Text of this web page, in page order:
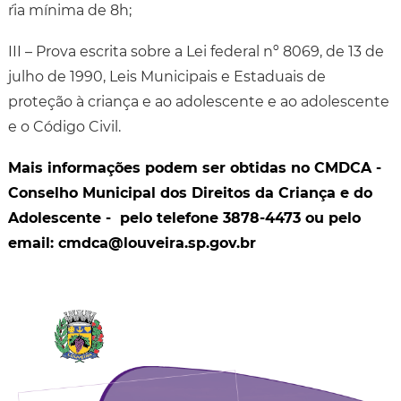
´ria mínima de 8h;
III – Prova escrita sobre a Lei federal nº 8069, de 13 de
julho de 1990, Leis Municipais e Estaduais de
proteção à criança e ao adolescente e ao adolescente
e o Código Civil.
Mais informações podem ser obtidas no CMDCA -
Conselho Municipal dos Direitos da Criança e do
Adolescente - pelo telefone 3878-4473 ou pelo
email: cmdca@louveira.sp.gov.br